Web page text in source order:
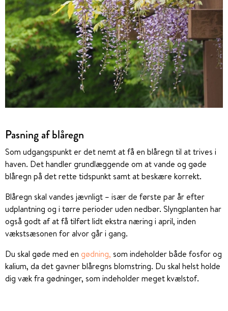
Pasning af blåregn
Som udgangspunkt er det nemt at få en blåregn til at trives i
haven. Det handler grundlæggende om at vande og gøde
blåregn på det rette tidspunkt samt at beskære korrekt.
Blåregn skal vandes jævnligt – især de første par år efter
udplantning og i tørre perioder uden nedbør. Slyngplanten har
også godt af at få tilført lidt ekstra næring i april, inden
vækstsæsonen for alvor går i gang.
Du skal gøde med en gødning, som indeholder både fosfor og
kalium, da det gavner blåregns blomstring. Du skal helst holde
dig væk fra gødninger, som indeholder meget kvælstof.